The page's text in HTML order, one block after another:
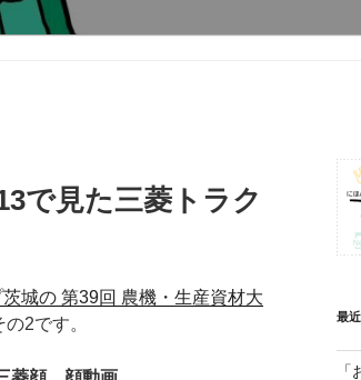
で見た三菱トラク
城の 第39回 農機・生産資材大
2です。 最